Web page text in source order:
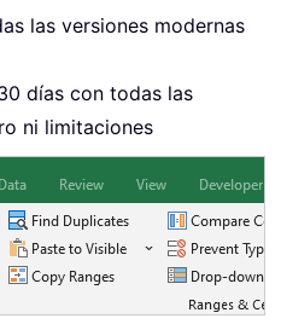
las versiones modernas
días con todas las
ni limitaciones